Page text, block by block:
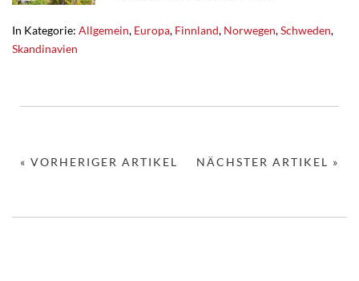
In Kategorie: Allgemein, Europa, Finnland, Norwegen,Schweden,
Skandinavien
NÄCHSTER ARTIKEL »
« VORHERIGER ARTIKEL